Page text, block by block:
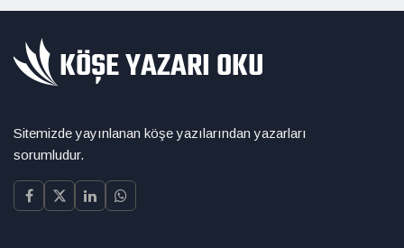
Sitemizde yayınlanan köşe yazılarından yazarları
sorumludur.